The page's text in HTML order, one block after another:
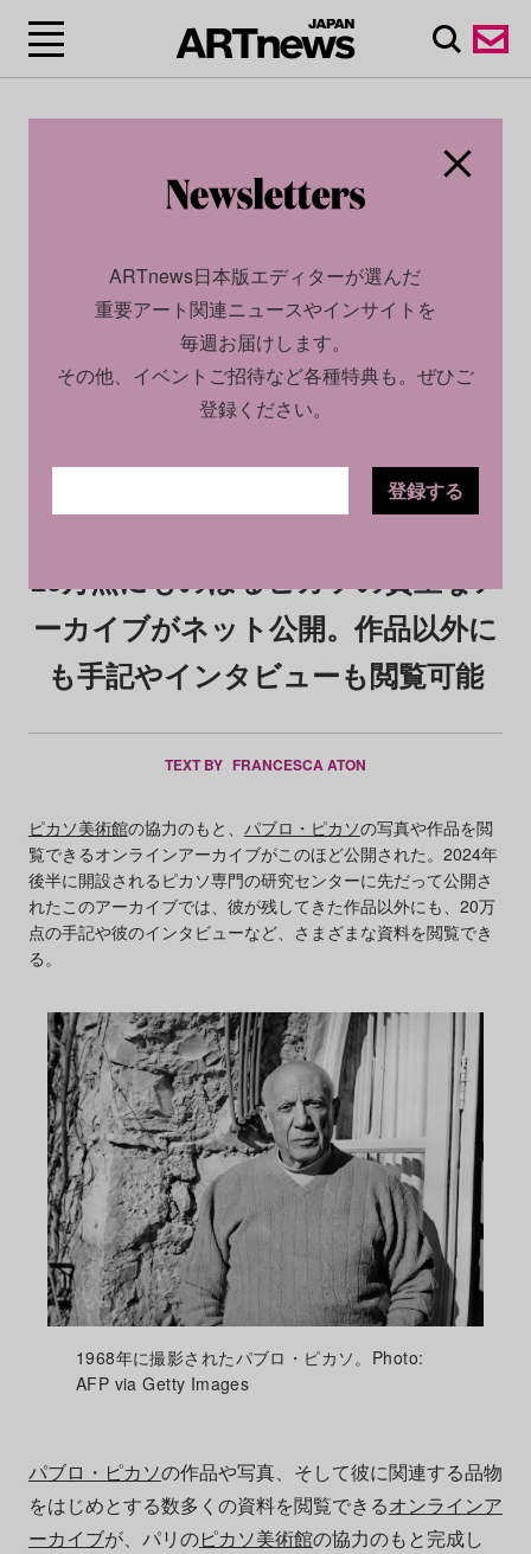
2024.06.20
20万点にものぼるピカソの貴重なア
ーカイブがネット公開。作品以外に
も手記やインタビューも閲覧可能
TEXT BY FRANCESCA ATON
ピカソ美術館の協力のもと、 パブロ・ピカソの写真や作品を閲
覧できるオンラインアーカイブがこのほど公開された。2024年
後半に開設されるピカソ専門の研究センターに先だって公開さ
れたこのアーカイブでは、彼が残してきた作品以外にも、20万
点の手記や彼のインタビューなど、さまざまな資料を閲覧でき
る。
1968年に撮影されたパブロ・ピカソ。Photo:
AFP via Getty Images
パブロ・ピカソの作品や写真、そして彼に関連する品物
をはじめとする数多くの資料を閲覧できるオンラインア
ーカイブが、パリのピカソ美術館の協力のもと完成し
ARTnews日本版エディターが選んだ
重要アート関連ニュースやインサイトを
毎週お届けします。
その他、イベントご招待など各種特典も。ぜひご
登録ください。
登録する